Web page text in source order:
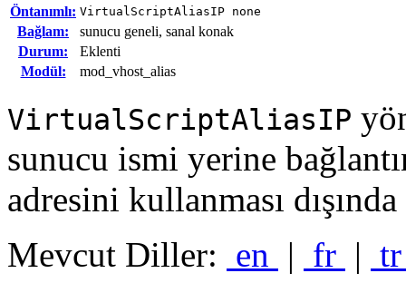
Öntanımlı: VirtualScriptAliasIP none
Bağlam:
sunucu geneli, sanal konak
Durum:
Eklenti
Modül:
mod_vhost_alias
VirtualScriptAliasIP
sunucu ismi yerine
adresini kullanması dışında
Mevcut Diller: en | fr |